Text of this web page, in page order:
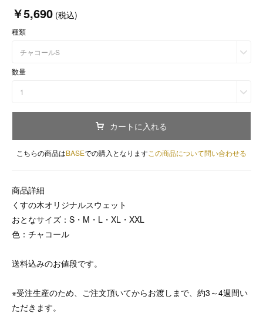
￥5,690 (税込)
種類
チャコールS
数量
1
カートに入れる
こちらの商品はBASEでの購入となりますこの商品について問い合わせる
商品詳細
くすの木オリジナルスウェット
おとなサイズ：S・M・L・XL・XXL
色：チャコール
送料込みのお値段です。
※受注生産のため、ご注文頂いてからお渡しまで、約3～4週間い
ただきます。